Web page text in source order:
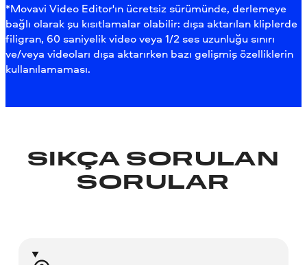
*Movavi Video Editor'ın ücretsiz sürümünde, derlemeye
bağlı olarak şu kısıtlamalar olabilir: dışa aktarılan kliplerde
filigran, 60 saniyelik video veya 1/2 ses uzunluğu sınırı
ve/veya videoları dışa aktarırken bazı gelişmiş özelliklerin
kullanılamaması.
SIKÇA SORULAN
SORULAR